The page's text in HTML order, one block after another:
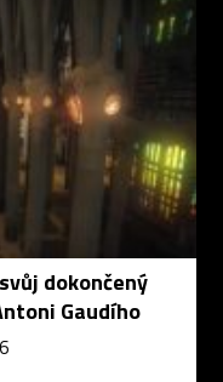
dokončený
Gaudího